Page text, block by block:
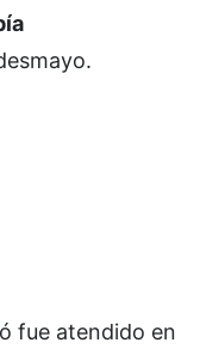
fue atendido en